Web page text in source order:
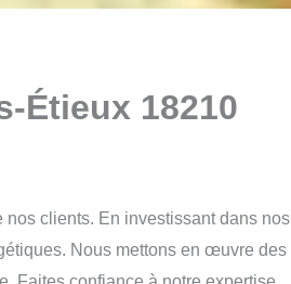
Étieux 18210
clients. En investissant dans nos
Nous mettons en œuvre des